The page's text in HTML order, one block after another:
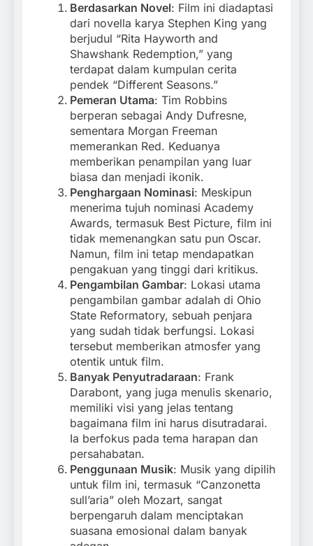
Berdasarkan Novel: Film ini diadaptasi
dari novella karya Stephen King yang
berjudul “Rita Hayworth and
Shawshank Redemption,” yang
terdapat dalam kumpulan cerita
pendek “Different Seasons.”
Pemeran Utama: Tim Robbins
berperan sebagai Andy Dufresne,
sementara Morgan Freeman
memerankan Red. Keduanya
memberikan penampilan yang luar
biasa dan menjadi ikonik.
Penghargaan Nominasi: Meskipun
menerima tujuh nominasi Academy
Awards, termasuk Best Picture, film ini
tidak memenangkan satu pun Oscar.
Namun, film ini tetap mendapatkan
pengakuan yang tinggi dari kritikus.
Pengambilan Gambar: Lokasi utama
pengambilan gambar adalah di Ohio
State Reformatory, sebuah penjara
yang sudah tidak berfungsi. Lokasi
tersebut memberikan atmosfer yang
otentik untuk film.
Banyak Penyutradaraan: Frank
Darabont, yang juga menulis skenario,
memiliki visi yang jelas tentang
bagaimana film ini harus disutradarai.
Ia berfokus pada tema harapan dan
persahabatan.
Penggunaan Musik: Musik yang dipilih
untuk film ini, termasuk “Canzonetta
sull’aria” oleh Mozart, sangat
berpengaruh dalam menciptakan
suasana emosional dalam banyak